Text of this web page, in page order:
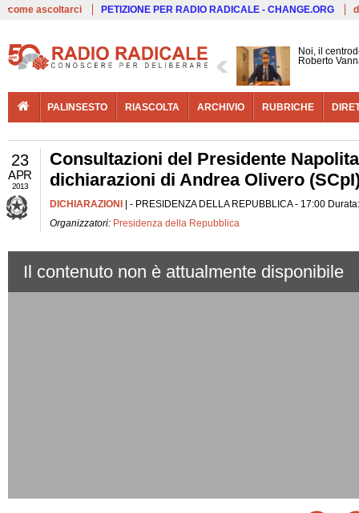
come ascoltarci PETIZIONE PER RADIO RADICALE - CHANGE.ORG
Noi, il
Roberto
PALINSESTO RIASCOLTA ARCHIVIO RUBRICHE
23
APR
2013
Consultazioni del Presidente
dichiarazioni di Andrea Olivero
DICHIARAZIONI
| - PRESIDENZA DELLA REPUBBLICA - 17:00
Organizzatori: Presidenza della Repubblica
Il contenuto non è attualmente disponibile